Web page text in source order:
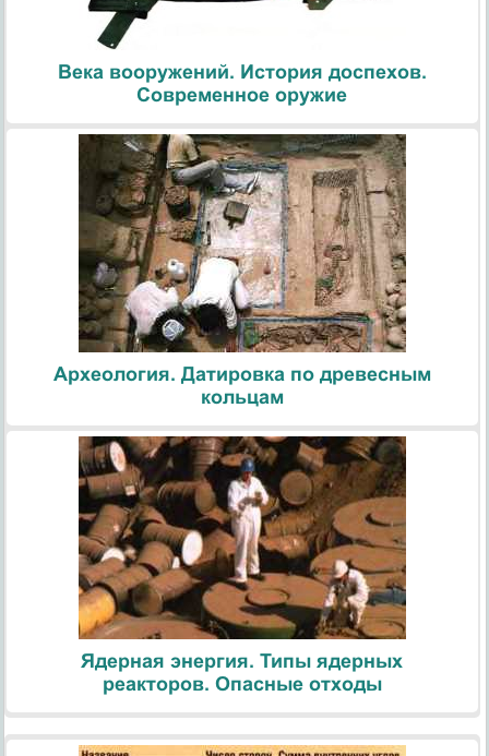
Века вооружений. История доспехов.
Современное оружие
Археология. Датировка по древесным
кольцам
Ядерная энергия. Типы ядерных
реакторов. Опасные отходы